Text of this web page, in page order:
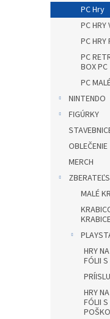
PC Hry
PC HRY
PC HRY
PC
BOX PC
PC
NINTENDO
FIGÚRKY
OBLEČENIE
MERCH
MALÉ
HRY
FÓLII
HRY
FÓLII